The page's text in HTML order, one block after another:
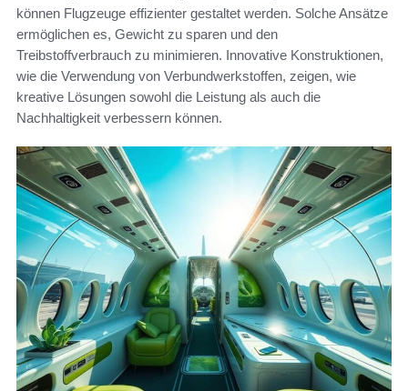
können Flugzeuge effizienter gestaltet werden. Solche Ansätze
ermöglichen es, Gewicht zu sparen und den
Treibstoffverbrauch zu minimieren. Innovative Konstruktionen,
wie die Verwendung von Verbundwerkstoffen, zeigen, wie
kreative Lösungen sowohl die Leistung als auch die
Nachhaltigkeit verbessern können.